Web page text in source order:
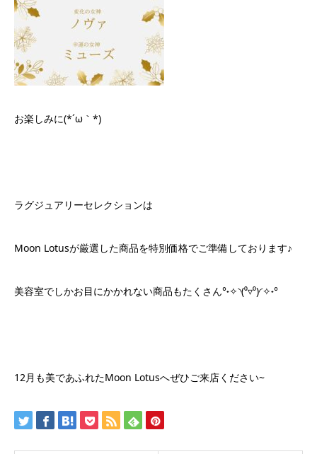
お楽しみに(*´ω｀*)
ラグジュアリーセレクションは
Moon Lotusが厳選した商品を特別価格でご準備しております♪
美容室でしかお目にかかれない商品もたくさん°˖✧◝(⁰▿⁰)◜✧˖°
12月も美であふれたMoon Lotusへぜひご来店ください~